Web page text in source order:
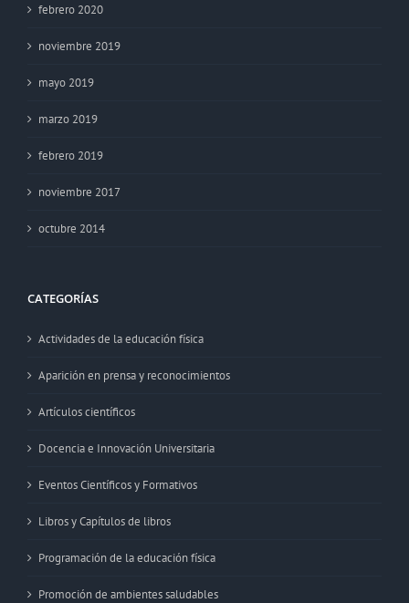
febrero 2020
noviembre 2019
mayo 2019
marzo 2019
febrero 2019
noviembre 2017
octubre 2014
CATEGORÍAS
Actividades de la educación física
Aparición en prensa y reconocimientos
Artículos científicos
Docencia e Innovación Universitaria
Eventos Científicos y Formativos
Libros y Capítulos de libros
Programación de la educación física
Promoción de ambientes saludables